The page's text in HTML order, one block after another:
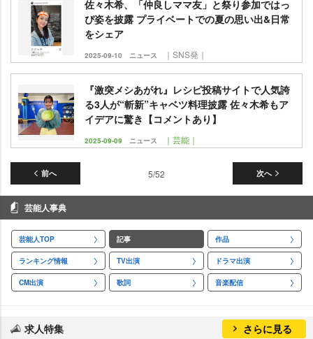
佐々木希、「仲良しママ友」と祭り参加ではっ
ぴ姿を披露 プライベートでの夏の思い出&日常
をシェア
2025-09-10 ニュース ｜SNS発｜
『激突メシあがれ』レシピ投稿サイトで人気誇
る3人が“斬新”キャベツ料理披露 佐々木希もア
イデアに驚き【コメントあり】
2025-09-09 ニュース ｜芸能｜
前へ 次へ
5/52
芸能人事典
芸能人TOP 記事 作品
ランキング情報 TV出演 ドラマ出演
CM出演 歌詞 音楽配信
求人特集 さらに見る